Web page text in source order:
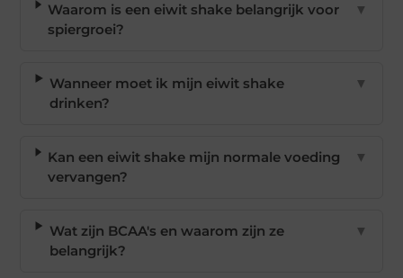
Waarom is een eiwit shake belangrijk voor
spiergroei?
▼
Wanneer moet ik mijn eiwit shake
drinken?
▼
Kan een eiwit shake mijn normale voeding
vervangen?
▼
Wat zijn BCAA's en waarom zijn ze
belangrijk?
▼